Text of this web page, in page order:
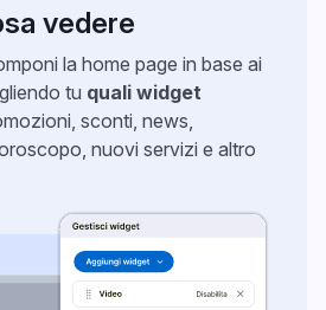
vedere
la home page in base ai
tu quali widget
sconti, news,
nuovi servizi e altro